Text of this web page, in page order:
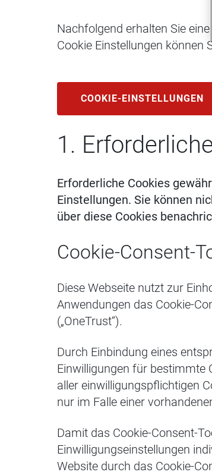
Nachfolgend erhalten Sie
Cookie Einstellungen können
COOKIE-EINSTELLUNGEN
1.
Erforderliche Cookies
Einstellungen. Sie können
über diese Cookies
Cookie-Consent-
Diese Webseite nutzt zur
Anwendungen das Cookie-
(„OneTrust“).
Durch Einbindung eines
Einwilligungen für bestimmte
aller einwilligungspflichtigen
nur im Falle einer
Damit das Cookie-Consent-
Einwilligungseinstellungen
Website durch das Cookie-